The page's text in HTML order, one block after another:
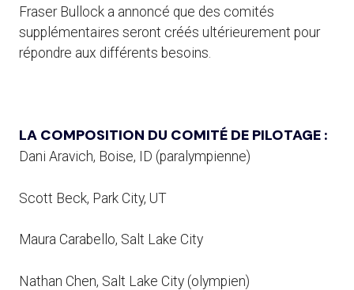
Fraser Bullock a annoncé que des comités
supplémentaires seront créés ultérieurement pour
répondre aux différents besoins.
LA COMPOSITION DU COMITÉ DE PILOTAGE :
Dani Aravich, Boise, ID (paralympienne)
Scott Beck, Park City, UT
Maura Carabello, Salt Lake City
Nathan Chen, Salt Lake City (olympien)